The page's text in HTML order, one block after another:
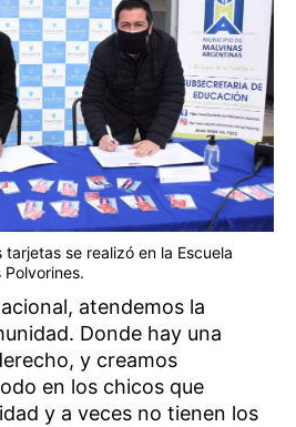
se realizó en la Escuela
Polvorines.
atendemos la
Donde hay una
y creamos
en los chicos que
y a veces no tienen los